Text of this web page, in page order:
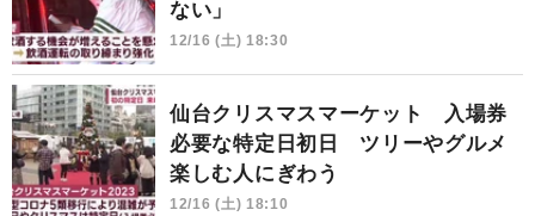
ない」
12/16 (土) 18:30
仙台クリスマスマーケット 入場券
必要な特定日初日 ツリーやグルメ
楽しむ人にぎわう
12/16 (土) 18:10